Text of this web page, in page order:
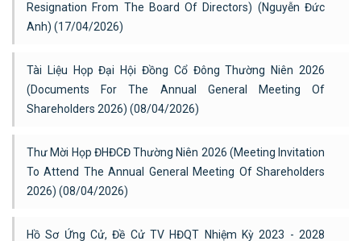
Resignation From The Board Of Directors) (Nguyễn Đức
Anh) (17/04/2026)
Tài Liệu Họp Đại Hội Đồng Cổ Đông Thường Niên 2026
(Documents For The Annual General Meeting Of
Shareholders 2026) (08/04/2026)
Thư Mời Họp ĐHĐCĐ Thường Niên 2026 (Meeting Invitation
To Attend The Annual General Meeting Of Shareholders
2026) (08/04/2026)
Hồ Sơ Ứng Cử, Đề Cử TV HĐQT Nhiệm Kỳ 2023 - 2028